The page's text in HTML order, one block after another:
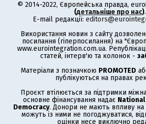
© 2014-2022, Європейська правда,
(детальніше про нас).
E-mail редакції:
Використання новин з сайту
посилання (гіперпосилання) на
www.eurointegration.com.ua.
статей, інтерв'ю та колонок -
Матеріали з позначкою PROMOTED
публікуються на правах
Проєкт втілюється за підтримки
основне фінансування надає
Democracy. Донори не мають впливу на
можуть із ними не погоджуватися,
оцінки несе виключно